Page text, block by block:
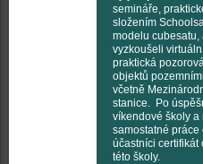
semináře,
složením
modelu cubesatu,
vyzkoušeli
praktická
objektů
včetně
stanice. Po
víkendové školy a
samostatné
účastníci certifikát
této školy.